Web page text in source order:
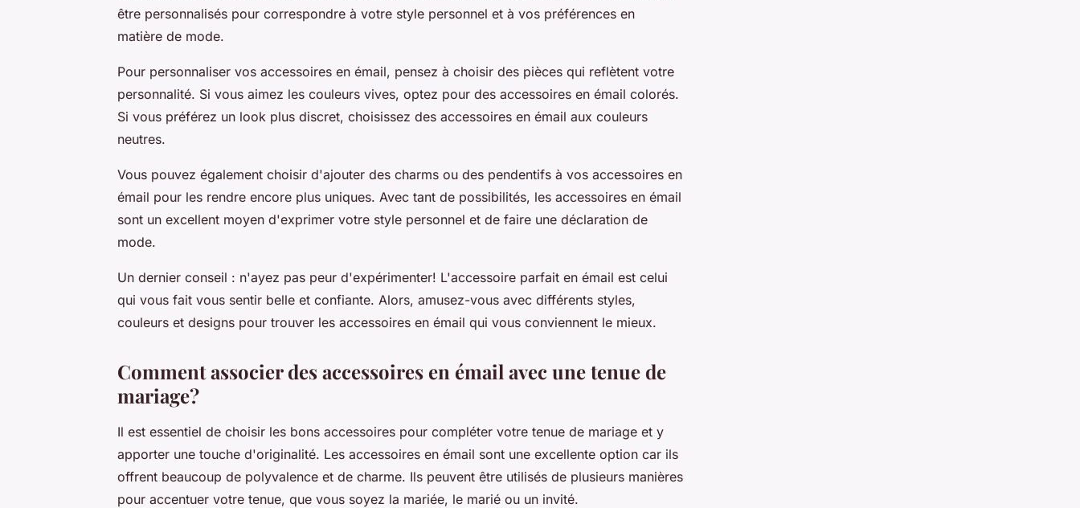
être personnalisés pour correspondre à votre style personnel et à vos préférences en
matière de mode.
Pour personnaliser vos accessoires en émail, pensez à choisir des pièces qui reflètent votre
personnalité. Si vous aimez les couleurs vives, optez pour des accessoires en émail colorés.
Si vous préférez un look plus discret, choisissez des accessoires en émail aux couleurs
neutres.
Vous pouvez également choisir d'ajouter des charms ou des pendentifs à vos accessoires en
émail pour les rendre encore plus uniques. Avec tant de possibilités, les accessoires en émail
sont un excellent moyen d'exprimer votre style personnel et de faire une déclaration de
mode.
Un dernier conseil : n'ayez pas peur d'expérimenter! L'accessoire parfait en émail est celui
qui vous fait vous sentir belle et confiante. Alors, amusez-vous avec différents styles,
couleurs et designs pour trouver les accessoires en émail qui vous conviennent le mieux.
Comment associer des accessoires en émail avec une tenue de
mariage?
Il est essentiel de choisir les bons accessoires pour compléter votre tenue de mariage et y
apporter une touche d'originalité. Les accessoires en émail sont une excellente option car ils
offrent beaucoup de polyvalence et de charme. Ils peuvent être utilisés de plusieurs manières
pour accentuer votre tenue, que vous soyez la mariée, le marié ou un invité.